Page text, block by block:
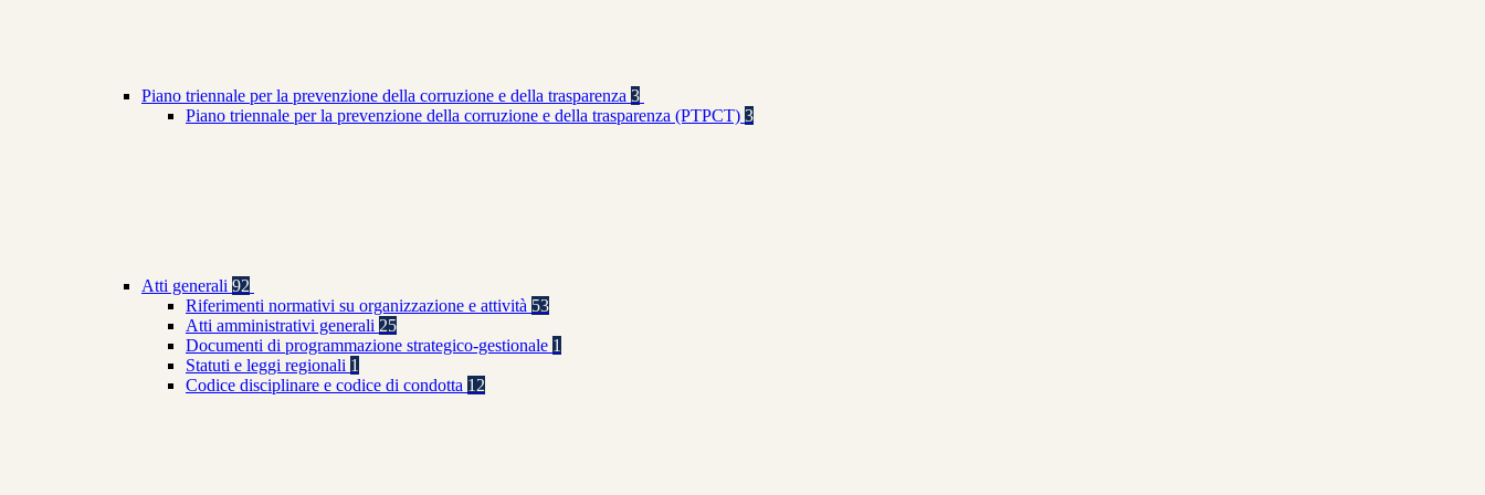
Piano triennale per la prevenzione della corruzione e della trasparenza 3
Piano triennale per la prevenzione della corruzione e della trasparenza (PTPCT) 3
Atti generali 92
Riferimenti normativi su organizzazione e attività 53
Atti amministrativi generali 25
Documenti di programmazione strategico-gestionale 1
Statuti e leggi regionali 1
Codice disciplinare e codice di condotta 12